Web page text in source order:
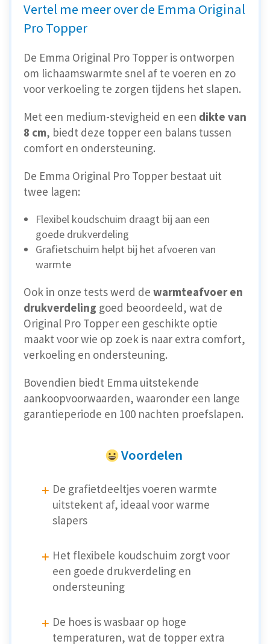
Vertel me meer over de Emma Original
Pro Topper
De Emma Original Pro Topper is ontworpen
om lichaamswarmte snel af te voeren en zo
voor verkoeling te zorgen tijdens het slapen.
Met een medium-stevigheid en een dikte van
8 cm, biedt deze topper een balans tussen
comfort en ondersteuning.
De Emma Original Pro Topper bestaat uit
twee lagen:
Flexibel koudschuim draagt bij aan een
goede drukverdeling
Grafietschuim helpt bij het afvoeren van
warmte
Ook in onze tests werd de warmteafvoer en
drukverdeling goed beoordeeld, wat de
Original Pro Topper een geschikte optie
maakt voor wie op zoek is naar extra comfort,
verkoeling en ondersteuning.
Bovendien biedt Emma uitstekende
aankoopvoorwaarden, waaronder een lange
garantieperiode en 100 nachten proefslapen.
Voordelen
De grafietdeeltjes voeren warmte
uitstekent af, ideaal voor warme
slapers
Het flexibele koudschuim zorgt voor
een goede drukverdeling en
ondersteuning
De hoes is wasbaar op hoge
temperaturen, wat de topper extra